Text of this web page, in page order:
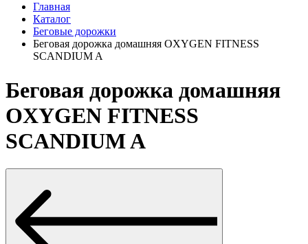
Главная
Каталог
Беговые дорожки
Беговая дорожка домашняя OXYGEN FITNESS
SCANDIUM A
Беговая дорожка домашняя
OXYGEN FITNESS
SCANDIUM A